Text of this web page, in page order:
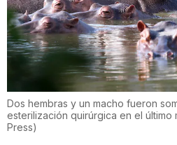
Dos hembras y un macho fueron
esterilización quirúrgica en el último
Press)